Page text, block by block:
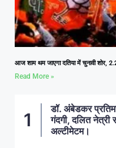
आज शाम थम जाएगा दतिया में चुनावी शोर,
Read More »
डॉ. अंबेडकर
गंदगी, दलित
अल्टीमेटम।